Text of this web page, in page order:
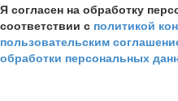
Я согласен на обработку
соответствии с политикой
пользовательским
обработки персональных